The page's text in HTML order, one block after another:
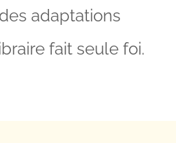
adaptations
fait seule foi.